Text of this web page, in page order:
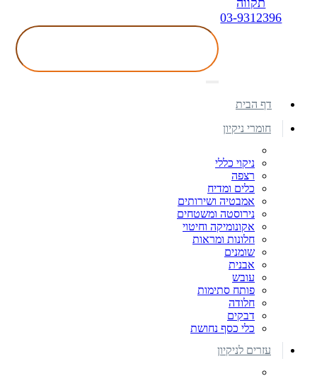
תקווה
03-9312396
דף הבית
חומרי ניקיון
ניקוי כללי
רצפה
כלים ומדיח
אמבטיה ושירותים
נירוסטה ומשטחים
אקונומיקה וחיטוי
חלונות ומראות
שומנים
אבנית
עובש
פותח סתימות
חלודה
דבקים
כלי כסף נחושת
עזרים לניקיון